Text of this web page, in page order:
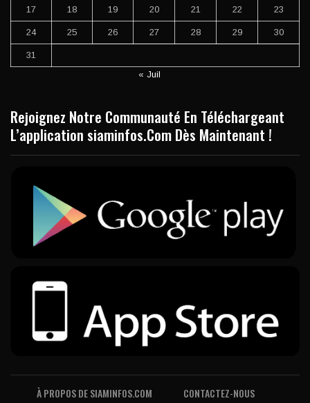
17 18 19 20 21 22 23
24 25 26 27 28 29 30
31
« Juil
Rejoignez Notre Communauté En Téléchargeant
L’application siaminfos.Com Dès Maintenant !
À PROPOS DE SIAMINFOS.COM CONTACTEZ-NOUS